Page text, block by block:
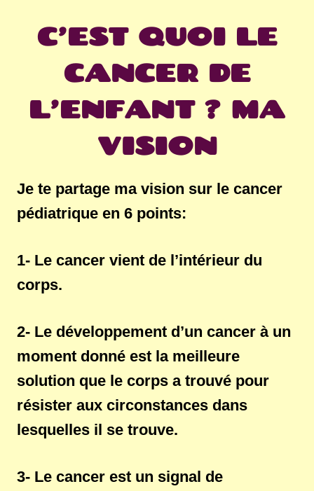
C’EST QUOI LE
CANCER DE
L’ENFANT ? MA
VISION
Je te partage ma vision sur le cancer
pédiatrique en 6 points:
1- Le cancer vient de l’intérieur du
corps.
2- Le développement d’un cancer à un
moment donné est la meilleure
solution que le corps a trouvé pour
résister aux circonstances dans
lesquelles il se trouve.
3- Le cancer est un signal de